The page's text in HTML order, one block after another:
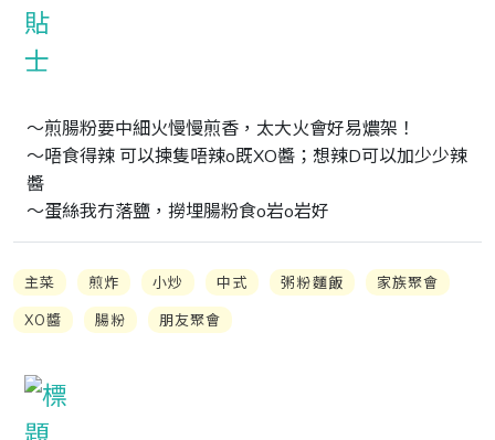
～煎腸粉要中細火慢慢煎香，太大火會好易燶架！
～唔食得辣 可以揀隻唔辣o既XO醬；想辣D可以加少少辣
醬
～蛋絲我冇落鹽，撈埋腸粉食o岩o岩好
主菜 煎炸 小炒 中式 粥粉麵飯
家族聚會
XO醬
腸粉 朋友聚會